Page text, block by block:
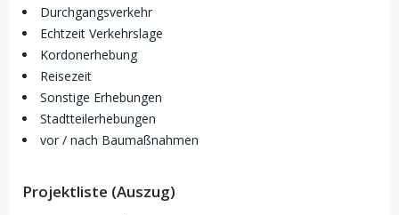
Durchgangsverkehr
Echtzeit Verkehrslage
Kordonerhebung
Reisezeit
Sonstige Erhebungen
Stadtteilerhebungen
vor / nach Baumaßnahmen
Projektliste (Auszug)